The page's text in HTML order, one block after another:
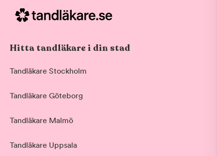
Hitta tandläkare i din stad
Tandläkare Stockholm
Tandläkare Göteborg
Tandläkare Malmö
Tandläkare Uppsala